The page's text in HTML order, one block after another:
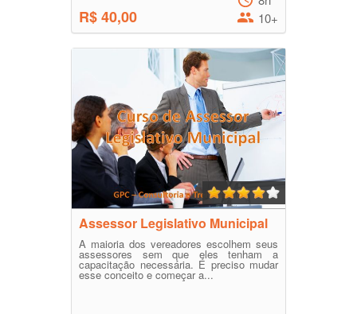
R$ 40,00
10+
Assessor Legislativo Municipal
A maioria dos vereadores escolhem seus
assessores sem que eles tenham a
capacitação necessária. É preciso mudar
esse conceito e começar a...